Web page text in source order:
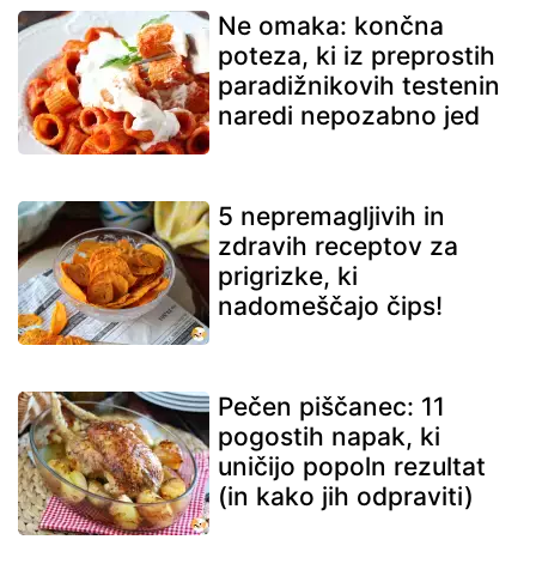
Ne omaka: končna
poteza, ki iz preprostih
paradižnikovih testenin
naredi nepozabno jed
5 nepremagljivih in
zdravih receptov za
prigrizke, ki
nadomeščajo čips!
Pečen piščanec: 11
pogostih napak, ki
uničijo popoln rezultat
(in kako jih odpraviti)